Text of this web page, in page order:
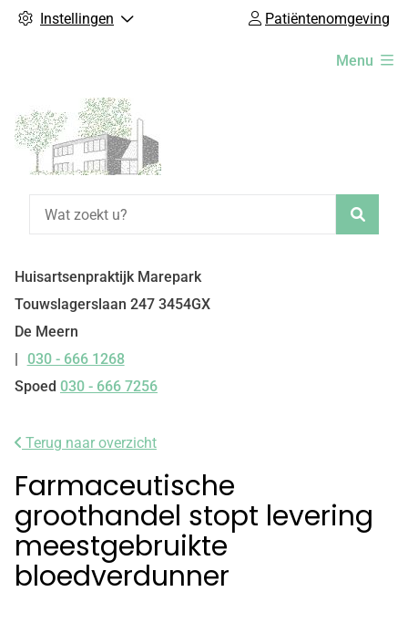
Instellingen Patiëntenomgeving
Menu
Huisartsenpraktijk Marepark
Touwslagerslaan 247 3454GX
De Meern
Tel:
030 - 666 1268
Spoed 030 - 666 7256
Terug naar overzicht
Farmaceutische
groothandel stopt levering
meestgebruikte
bloedverdunner